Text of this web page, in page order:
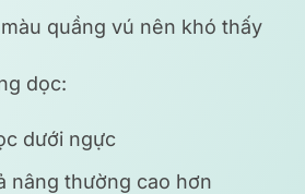
quầng vú nên khó thấy
dọc:
dưới ngực
nâng thường cao hơn